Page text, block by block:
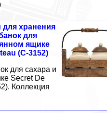
хранения
для
ящике
(С-3152)
для сахара и
Secret De
Коллекция